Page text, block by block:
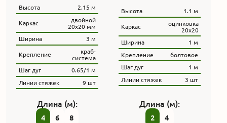
Высота 2.15 м
Каркас
двойной
20х20 мм
Ширина
3 м
Крепление
краб-
система
Шаг дуг
0.65/1 м
Линии стяжек
9 шт
Длина (м):
4 6 8
Высота 1.1 м
Каркас
оцинковка
20х20
Ширина
1 м
Крепление
болтовое
Шаг дуг
1 м
Линии стяжек
3 шт
Длина (м):
2 4